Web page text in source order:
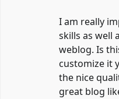
I am really
skills as well
weblog. Is
customize it
the nice
great blog